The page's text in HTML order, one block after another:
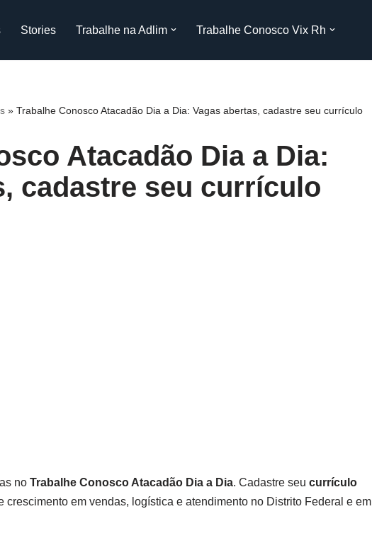
Stories Trabalhe na Adlim Trabalhe Conosco Vix Rh
» Trabalhe Conosco Atacadão Dia a Dia: Vagas abertas, cadastre seu currículo
Atacadão Dia a Dia:
cadastre seu currículo
no Trabalhe Conosco Atacadão Dia a Dia. Cadastre seu currículo
crescimento em vendas, logística e atendimento no Distrito Federal e em